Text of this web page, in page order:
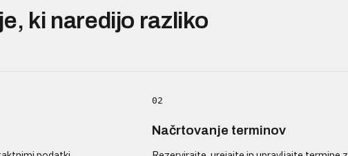
ki naredijo razliko
02
Načrtovanje terminov